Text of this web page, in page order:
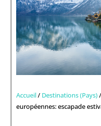
Accueil/ Destinations (Pays)
européennes: escapade